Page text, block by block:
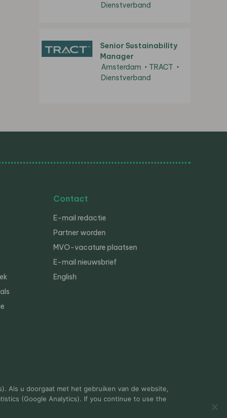
Dienstverband
Senior Sustainability
Manager
Amsterdam
TRACT
Dienstverband
Contact
E-mail redactie
Partner worden
MVO-vacature plaatsen
E-mail nieuwsbrief
English
Als u doorgaat met het gebruiken van de website,
(Google Analytics). If you continue to use the